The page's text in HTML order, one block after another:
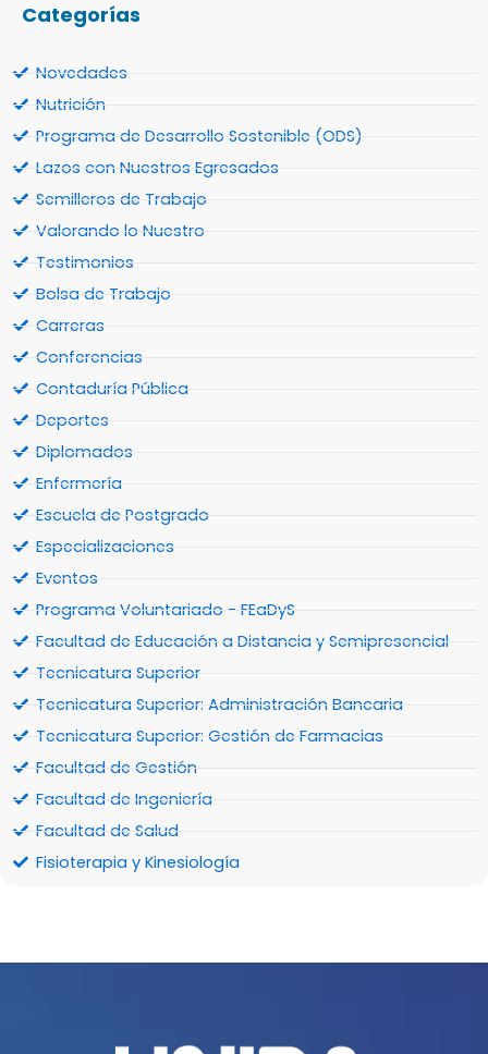
Categorías
Novedades
Nutrición
Programa de Desarrollo Sostenible (ODS)
Lazos con Nuestros Egresados
Semilleros de Trabajo
Valorando lo Nuestro
Testimonios
Bolsa de Trabajo
Carreras
Conferencias
Contaduría Pública
Deportes
Diplomados
Enfermería
Escuela de Postgrado
Especializaciones
Eventos
Programa Voluntariado - FEaDyS
Facultad de Educación a Distancia y Semipresencial
Tecnicatura Superior
Tecnicatura Superior: Administración Bancaria
Tecnicatura Superior: Gestión de Farmacias
Facultad de Gestión
Facultad de Ingeniería
Facultad de Salud
Fisioterapia y Kinesiología